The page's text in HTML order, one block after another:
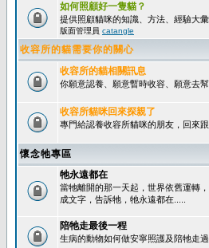
如何照顧好一隻貓？
提供照顧貓咪的知識、方法、經驗大
版面管理員 catangle
收容所的貓需要你的關心
收容所的貓相關訊息
你願意認養、願意暫時收容、願意去
收容所貓咪回來探親了
專門給認養收容所貓咪的朋友，回來
懷念牠專區
牠永遠都在
當牠離開的那一天起，世界依舊運轉
成文字，告訴牠，牠永遠都在.....
陪牠走最後一程
生病的動物如何做安寧照護及陪牠走